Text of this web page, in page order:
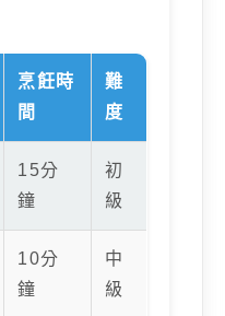
烹飪時
間
難
度
15分
鐘
初
級
10分
鐘
中
級